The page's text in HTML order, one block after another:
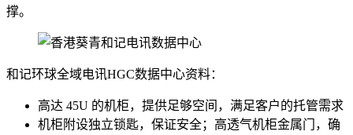
撑。
和记环球全域电讯HGC数据中心资料：
高达 45U 的机柜，提供足够空间，满足客户的托管需求
机柜附设独立锁匙，保证安全；高透气机柜金属门，确